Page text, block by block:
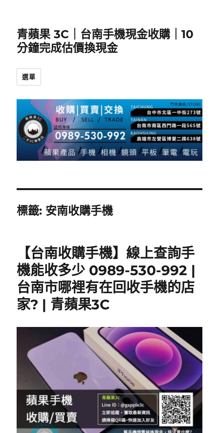
青蘋果 3C｜台南手機現金收購｜10
分鐘完成估價換現金
選單
標籤: 安南收購手機
【台南收購手機】線上查詢手
機能收多少 0989-530-992 |
台南市哪裡有在回收手機的店
家? | 青蘋果3C